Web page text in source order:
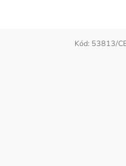
Kód: 53813/